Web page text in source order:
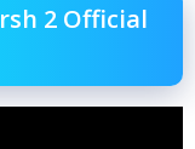
2 Official